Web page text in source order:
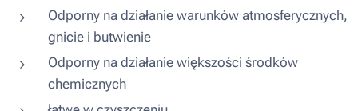
Odporny na działanie warunków atmosferycznych,
gnicie i butwienie
Odporny na działanie większości środków
chemicznych